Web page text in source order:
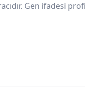
Gen ifadesi